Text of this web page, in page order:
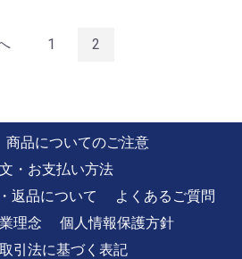
1 2
商品についてのご注意
・お支払い方法
返品について
よくあるご質問
理念
個人情報保護方針
引法に基づく表記